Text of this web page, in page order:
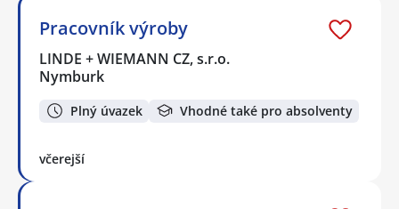
Pracovník výroby
LINDE + WIEMANN CZ, s.r.o.
Nymburk
Plný úvazek Vhodné také pro absolventy
včerejší